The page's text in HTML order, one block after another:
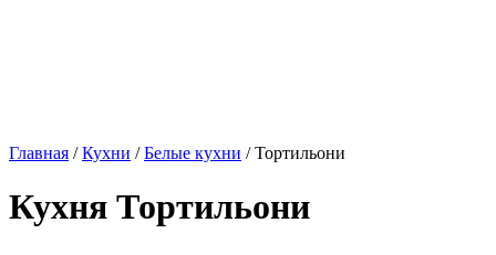
Главная /Кухни /Белые кухни / Тортильони
Кухня Тортильони